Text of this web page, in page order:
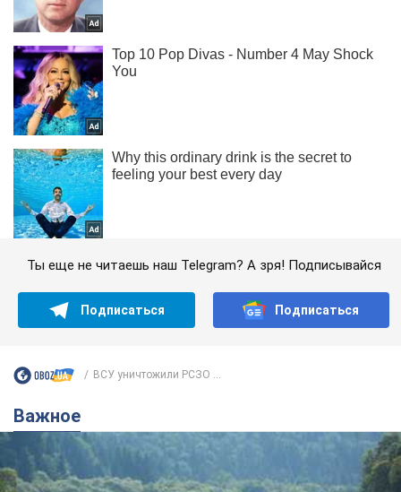
Ты еще не читаешь наш Telegram? А зря! Подписывайся
Подписаться Подписаться
ВСУ уничтожили РСЗО ...
Важное